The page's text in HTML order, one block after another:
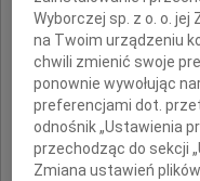
Składamy wyrazy
śmierci Andrzeja Wajdy
Z wielkim żalem żegnamy
przyznawanych przez
Wyborczej sp. z o. o. jej
na Twoim urządzeniu
chwili zmienić swoje
ponownie wywołując
preferencjami dot.
odnośnik „Ustawienia
przechodząc do sekcji
Zmiana ustawień